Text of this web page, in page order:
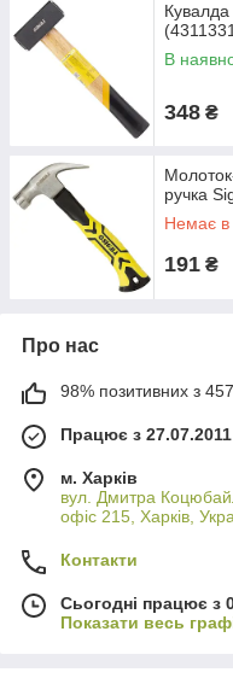
В
348 ₴
ручка
Немає в
191 ₴
Про нас
98% позитивних з 457
Працює з 27.07.2011
м. Харків
вул. Дмитра
офіс 215, Харків,
Контакти
Сьогодні працює з
Показати весь